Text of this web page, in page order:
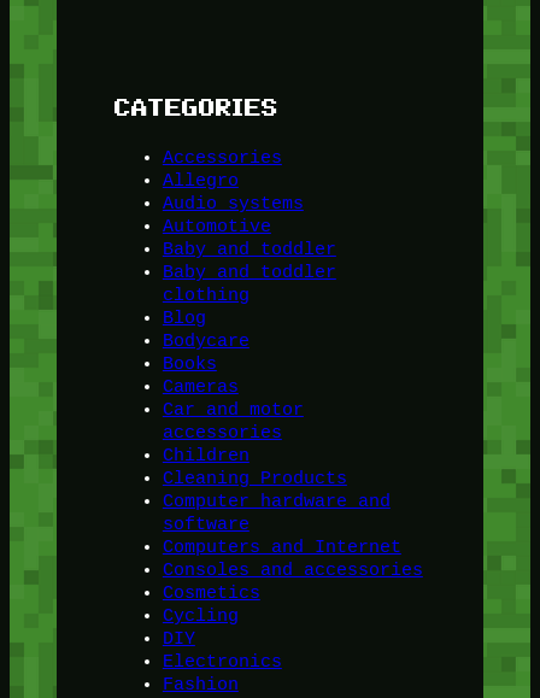
CATEGORIES
Accessories
Allegro
Audio systems
Automotive
Baby and toddler
Baby and toddler
clothing
Blog
Bodycare
Books
Cameras
Car and motor
accessories
Children
Cleaning Products
Computer hardware and
software
Computers and Internet
Consoles and accessories
Cosmetics
Cycling
DIY
Electronics
Fashion